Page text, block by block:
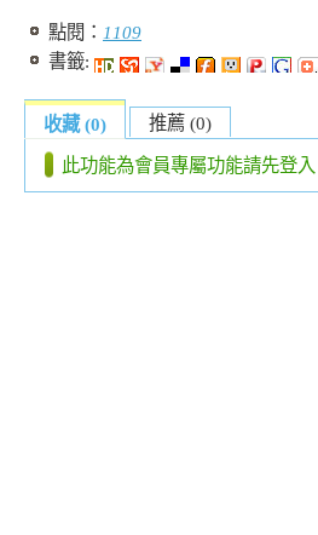
點閱： 1109
書籤:
收藏 (0) 推薦 (0)
此功能為會員專屬功能請先登入